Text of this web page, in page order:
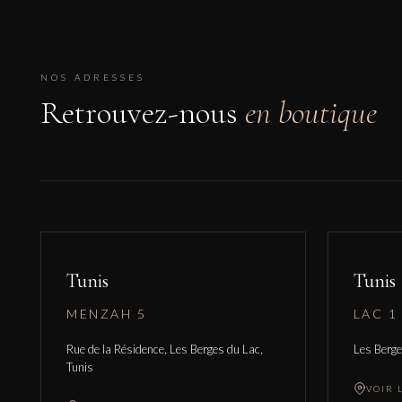
NOS ADRESSES
Retrouvez-nous en boutique
Tunis
MENZAH 5
Rue de la Résidence, Les Berges du Lac,
Tunis
Tunis
LAC 1
Les
VOIR